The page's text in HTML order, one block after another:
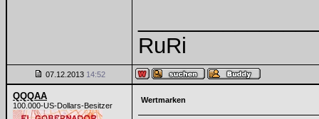
RuRi
07.12.2013 14:52
QQQAA
100.000-US-Dollars-Besitzer
Wertmarken